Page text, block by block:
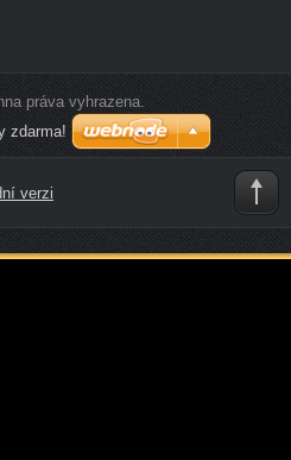
práva vyhrazena.
zdarma!
verzi